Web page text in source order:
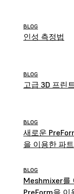
BLOG
인성 측정법
BLOG
고급 3D 프린
BLOG
새로운
을 이용한 파
BLOG
Meshmixer를
PreForm을 이